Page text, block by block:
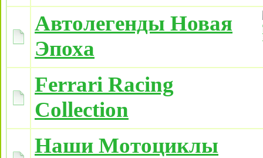
Автолегенды Новая
Эпоха
Ferrari Racing
Collection
Наши Мотоциклы